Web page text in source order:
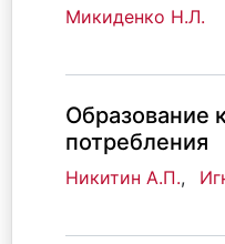
Микиденко Н.Л.
Образование
потребления
Никитин А.П.,